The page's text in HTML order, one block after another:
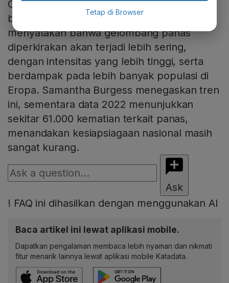
Copernicus mencatat Juni 2024 sebagai
bulan terpanas ketiga secara global, dan
menyatakan bahwa gelombang panas
diperkirakan akan terjadi lebih sering,
dengan intensitas yang lebih tinggi, serta
berdampak pada lebih banyak populasi di
Eropa. Samantha Burgess menegaskan tren
ini, sementara data 2022 menunjukkan
sekitar 61.000 kematian terkait panas,
menandakan kesiapsiagaan nasional masih
sangat kurang.
Ask
! FAQ ini dihasilkan dengan menggunakan AI
Baca artikel ini lewat aplikasi mobile.
Dapatkan pengalaman membaca lebih nyaman dan nikmati
fitur menarik lainnya lewat aplikasi mobile Katadata.
Tetap di Browser